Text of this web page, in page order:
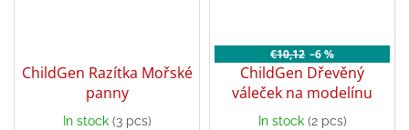
ChildGen Razítka Mořské
panny
In stock (3 pcs)
€10,12 –6 %
ChildGen Dřevěný
váleček na modelínu
In stock (2 pcs)